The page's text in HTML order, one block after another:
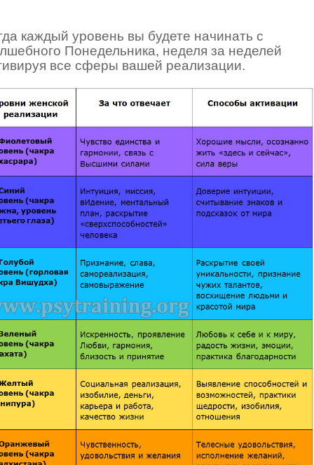
каждый уровень вы будете начинать с
Понедельника, неделя за неделей
все сферы вашей реализации.